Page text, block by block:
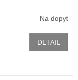
Na dopyt
DETAIL